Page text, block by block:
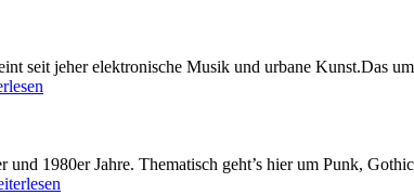
seit jeher elektronische Musik und urbane Kunst.Das
1980er Jahre. Thematisch geht’s hier um Punk,